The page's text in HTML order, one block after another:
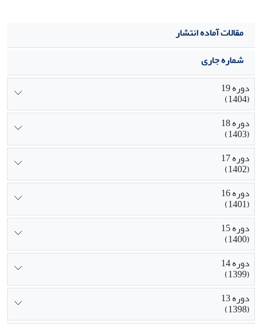
مقالات آماده انتشار
شماره جاری
دوره 19
(1404)
دوره 18
(1403)
دوره 17
(1402)
دوره 16
(1401)
دوره 15
(1400)
دوره 14
(1399)
دوره 13
(1398)